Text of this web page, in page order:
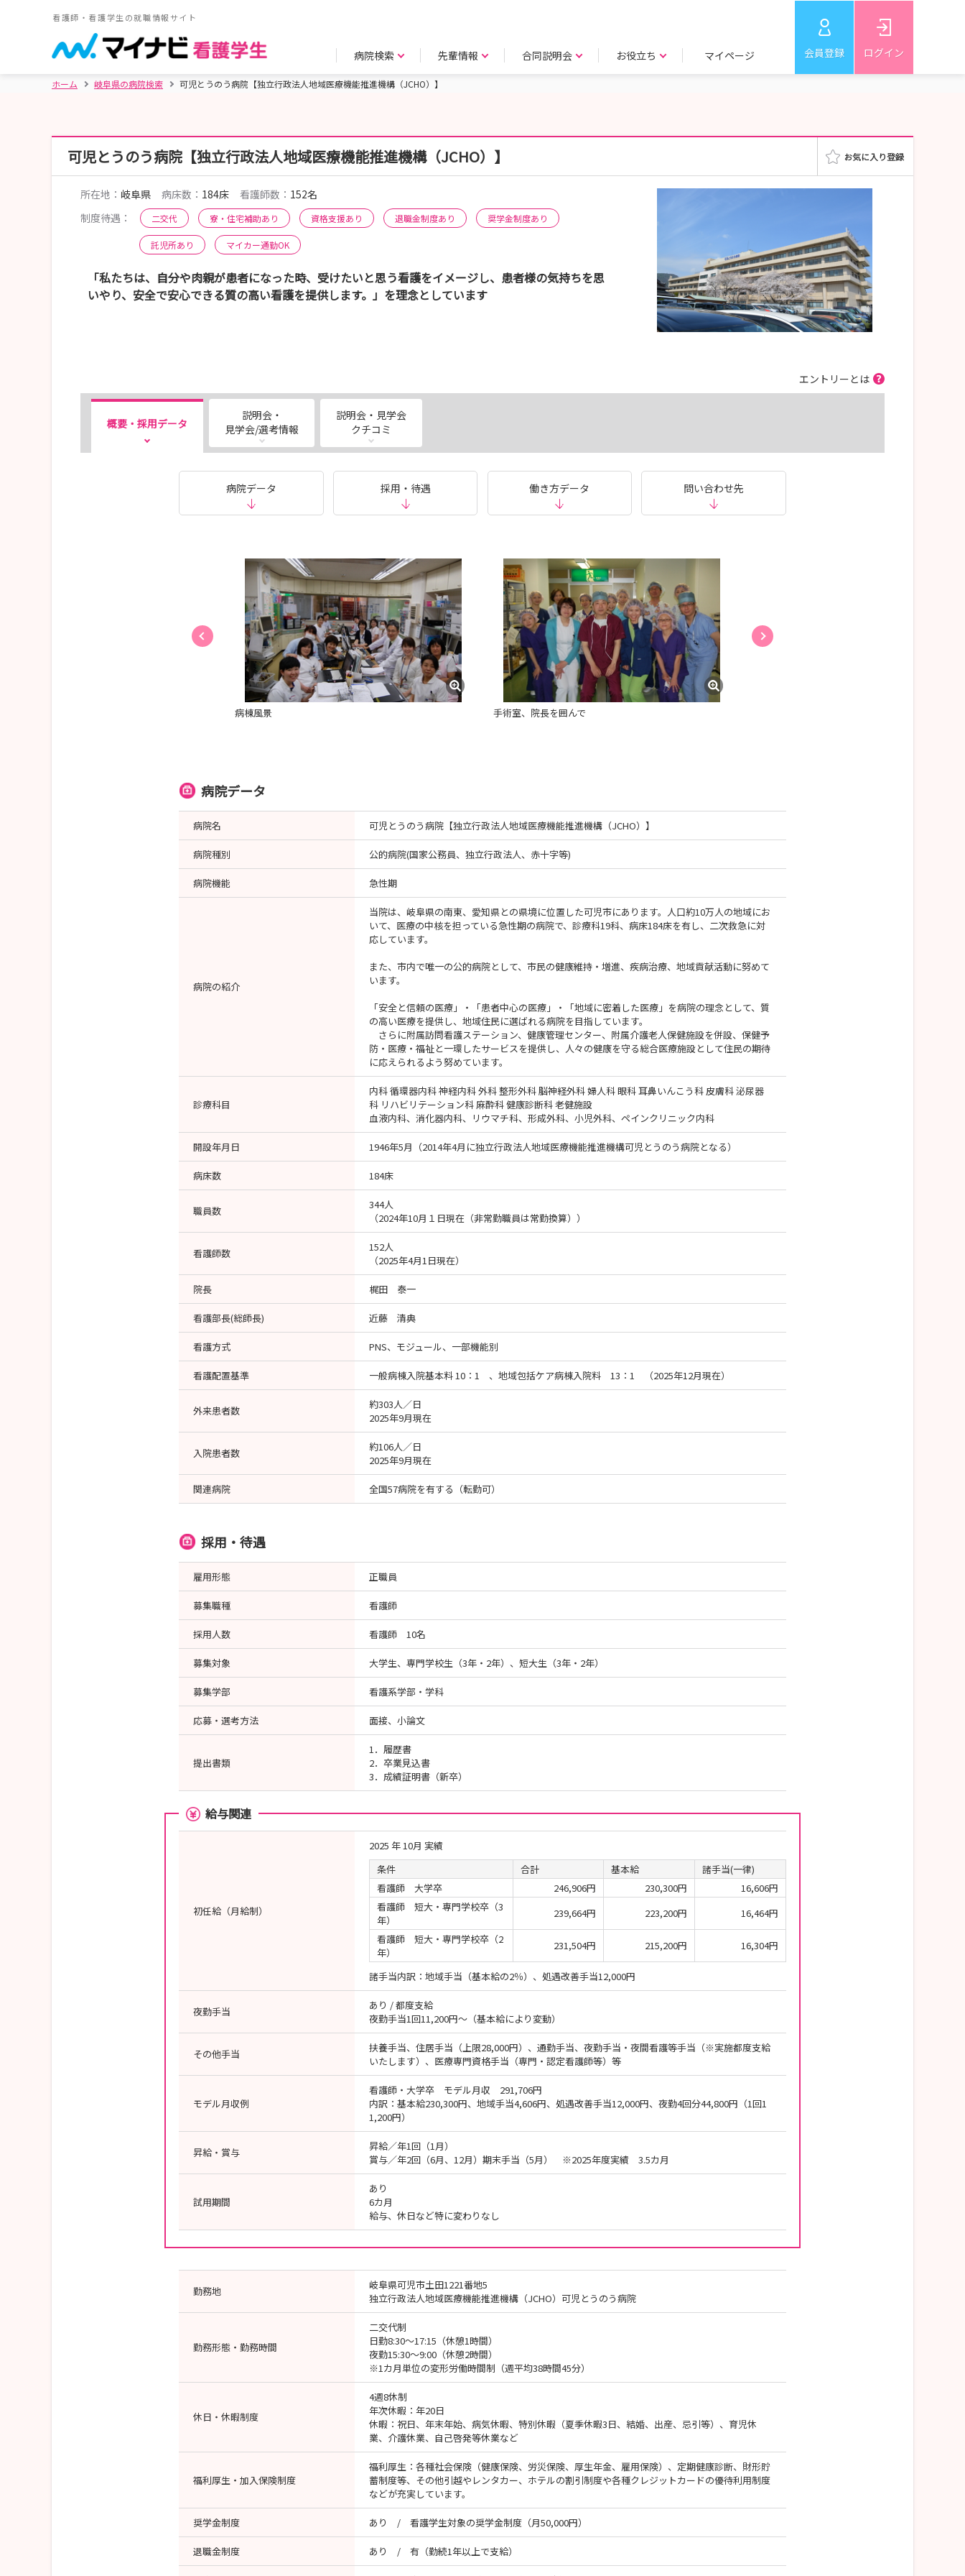
看護師・看護学生の就職情報サイト
病院検索 先輩情報 合同説明会 お役立ち マイページ 会員登録 ログイン
ホーム 岐阜県の病院検索 可児とうのう病院【独立行政法人地域医療機能推進機構（JCHO）】
可児とうのう病院【独立行政法人地域医療機能推進機構（JCHO）】
所在地： 岐阜県 病床数： 184床 看護師数： 152名
制度待遇：
二交代 寮・住宅補助あり 資格支援あり 退職金制度あり 奨学金制度あり
託児所あり マイカー通勤OK
「私たちは、自分や肉親が患者になった時、受けたいと思う看護をイメージし、患者様の気持ちを思
いやり、安全で安心できる質の高い看護を提供します。」を理念としています
エントリーとは
概要・採用データ
説明会・
見学会/選考情報
説明会・見学会
クチコミ
病院データ 採用・待遇 働き方データ 問い合わせ先
病棟風景 手術室、院長を囲んで
病院データ
病院名 可児とうのう病院【独立行政法人地域医療機能推進機構（JCHO）】
病院種別 公的病院(国家公務員、独立行政法人、赤十字等)
病院機能 急性期
病院の紹介
当院は、岐阜県の南東、愛知県との県境に位置した可児市にあります。人口約10万人の地域にお
いて、医療の中核を担っている急性期の病院で、診療科19科、病床184床を有し、二次救急に対
応しています。
また、市内で唯一の公的病院として、市民の健康維持・増進、疾病治療、地域貢献活動に努めて
います。
「安全と信頼の医療」・「患者中心の医療」・「地域に密着した医療」を病院の理念として、質
の高い医療を提供し、地域住民に選ばれる病院を目指しています。
さらに附属訪問看護ステーション、健康管理センター、附属介護老人保健施設を併設、保健予
防・医療・福祉と一環したサービスを提供し、人々の健康を守る総合医療施設として住民の期待
に応えられるよう努めています。
診療科目
内科 循環器内科 神経内科 外科 整形外科 脳神経外科 婦人科 眼科 耳鼻いんこう科 皮膚科 泌尿器
科 リハビリテーション科 麻酔科 健康診断科 老健施設
血液内科、消化器内科、リウマチ科、形成外科、小児外科、ペインクリニック内科
開設年月日 1946年5月（2014年4月に独立行政法人地域医療機能推進機構可児とうのう病院となる）
病床数 184床
職員数
344人
（2024年10月１日現在（非常勤職員は常勤換算））
看護師数
152人
（2025年4月1日現在）
院長 梶田 泰一
看護部長(総師長) 近藤 清典
看護方式 PNS、モジュール、一部機能別
看護配置基準 一般病棟入院基本料 10：1 、地域包括ケア病棟入院料 13：1 （2025年12月現在）
外来患者数
約303人／日
2025年9月現在
入院患者数
約106人／日
2025年9月現在
関連病院 全国57病院を有する（転勤可）
採用・待遇
雇用形態 正職員
募集職種 看護師
採用人数 看護師 10名
募集対象 大学生、専門学校生（3年・2年）、短大生（3年・2年）
募集学部 看護系学部・学科
応募・選考方法 面接、小論文
提出書類
1．履歴書
2．卒業見込書
3．成績証明書（新卒）
給与関連
初任給（月給制）
2025 年 10月 実績
条件
合計 基本給
諸手当(一律)
看護師 大学卒
246,906円 230,300円
16,606円
看護師 短大・専門学校卒（3
年）
239,664円 223,200円
16,464円
看護師 短大・専門学校卒（2
年）
231,504円 215,200円 16,304円
諸手当内訳：地域手当（基本給の2％）、処遇改善手当12,000円
夜勤手当
あり / 都度支給
夜勤手当1回11,200円～（基本給により変動）
その他手当
扶養手当、住居手当（上限28,000円）、通勤手当、夜勤手当・夜間看護等手当（※実施都度支給
いたします）、医療専門資格手当（専門・認定看護師等）等
モデル月収例
看護師・大学卒 モデル月収 291,706円
内訳：基本給230,300円、地域手当4,606円、処遇改善手当12,000円、夜勤4回分44,800円（1回1
1,200円）
昇給・賞与
昇給／年1回（1月）
賞与／年2回（6月、12月）期末手当（5月） ※2025年度実績 3.5カ月
試用期間
あり
6カ月
給与、休日など特に変わりなし
勤務地
岐阜県可児市土田1221番地5
独立行政法人地域医療機能推進機構（JCHO）可児とうのう病院
勤務形態・勤務時間
二交代制
日勤8:30～17:15（休憩1時間）
夜勤15:30～9:00（休憩2時間）
※1カ月単位の変形労働時間制（週平均38時間45分）
休日・休暇制度
4週8休制
年次休暇：年20日
休暇：祝日、年末年始、病気休暇、特別休暇（夏季休暇3日、結婚、出産、忌引等）、育児休
業、介護休業、自己啓発等休業など
福利厚生・加入保険制度
福利厚生：各種社会保険（健康保険、労災保険、厚生年金、雇用保険）、定期健康診断、財形貯
蓄制度等、その他引越やレンタカー、ホテルの割引制度や各種クレジットカードの優待利用制度
などが充実しています。
奨学金制度 あり / 看護学生対象の奨学金制度（月50,000円）
退職金制度 あり / 有（勤続1年以上で支給）